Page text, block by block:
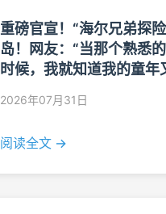
重磅官宣！“海尔兄弟探
岛！网友：“当那个熟悉
时候，我就知道我的童
2026年07月31日
阅读全文 →